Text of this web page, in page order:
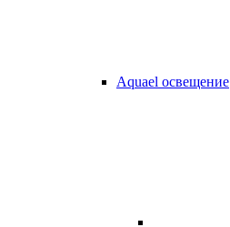
Aquael освещение